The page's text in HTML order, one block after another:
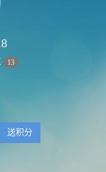
13
送积分